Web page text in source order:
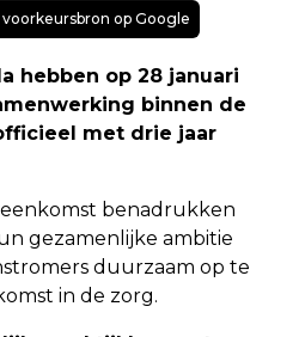
op Google
hebben op 28 januari
binnen de
met drie jaar
benadrukken
gezamenlijke ambitie
duurzaam op te
in de zorg.